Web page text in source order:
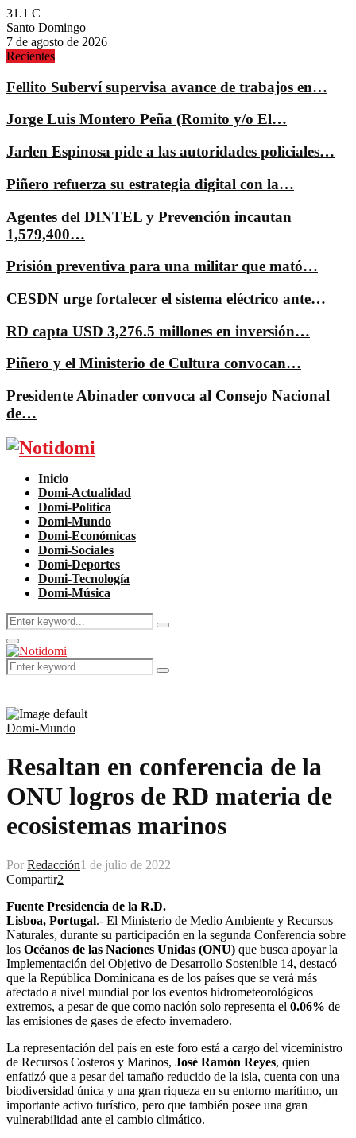
31.1 C
Santo Domingo
7 de agosto de 2026
Recientes
Fellito Suberví supervisa avance de trabajos en…
Jorge Luis Montero Peña (Romito y/o El…
Jarlen Espinosa pide a las autoridades policiales…
Piñero refuerza su estrategia digital con la…
Agentes del DINTEL y Prevención incautan
1,579,400…
Prisión preventiva para una militar que mató…
CESDN urge fortalecer el sistema eléctrico ante…
RD capta USD 3,276.5 millones en inversión…
Piñero y el Ministerio de Cultura convocan…
Presidente Abinader convoca al Consejo Nacional
de…
Facebook
Twitter
Instagram
Pinterest
Youtube
Inicio
Domi-Actualidad
Domi-Política
Domi-Mundo
Domi-Económicas
Domi-Sociales
Domi-Deportes
Domi-Tecnología
Domi-Música
Search
for:
Search
Primary
Menu
Search
for:
Search
Domi-Mundo
Resaltan en conferencia de la
ONU logros de RD materia de
ecosistemas marinos
Por Redacción1 de julio de 2022
Compartir2
Fuente Presidencia de la R.D.
Lisboa, Portugal.- El Ministerio de Medio Ambiente y Recursos
Naturales, durante su participación en la segunda Conferencia sobre
los Océanos de las Naciones Unidas (ONU) que busca apoyar la
Implementación del Objetivo de Desarrollo Sostenible 14, destacó
que la República Dominicana es de los países que se verá más
afectado a nivel mundial por los eventos hidrometeorológicos
extremos, a pesar de que como nación solo representa el 0.06% de
las emisiones de gases de efecto invernadero.
La representación del país en este foro está a cargo del viceministro
de Recursos Costeros y Marinos, José Ramón Reyes, quien
enfatizó que a pesar del tamaño reducido de la isla, cuenta con una
biodiversidad única y una gran riqueza en su entorno marítimo, un
importante activo turístico, pero que también posee una gran
vulnerabilidad ante el cambio climático.